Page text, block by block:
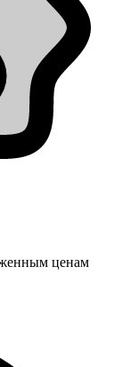
ценам